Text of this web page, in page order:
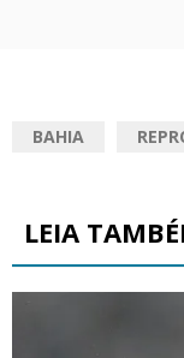
BAHIA
LEIA